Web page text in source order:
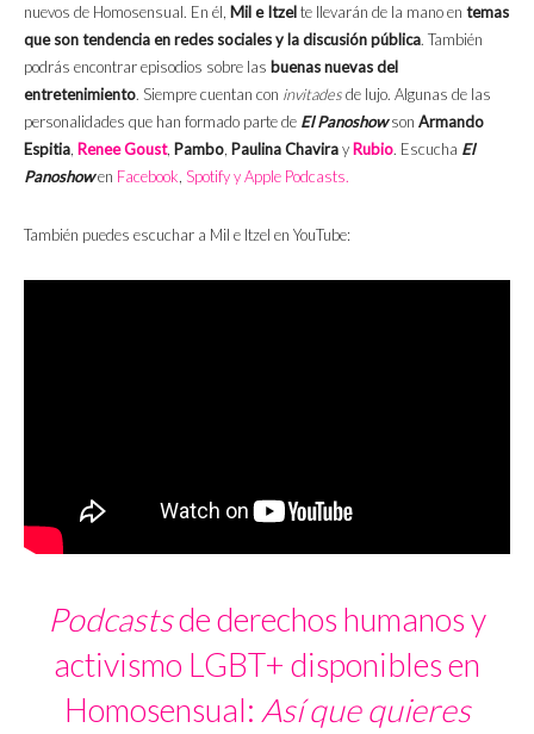
nuevos de Homosensual. En él, Mil e Itzelte llevarán de la mano en temas
que son tendencia en redes sociales y la discusión pública. También
podrás encontrar episodios sobre las buenas nuevas del
entretenimiento. Siempre cuentan con invitadesde lujo. Algunas de las
personalidades que han formado parte de El Panoshowson Armando
Espitia Renee Goust, Pambo Paulina Chaviray Rubio. Escucha El
Panoshowen Facebook Spotify yApple Podcasts.
También puedes escuchar a Mil e Itzel en YouTube:
Podcastsde derechos humanos y
activismo LGBT+ disponibles en
Homosensual: Así que quieres